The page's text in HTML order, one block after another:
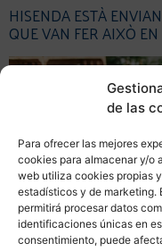
de las
Para ofrecer las mejores
cookies para almacenar y/o
web utiliza cookies propias
estadísticos y de marketing.
permitirá procesar datos
identificaciones únicas en
consentimiento, puede
HISENDA ESTÀ
QUE VAN FER AIXÒ